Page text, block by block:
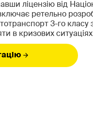
ліцензію від
ретельно
3-го класу
в кризових